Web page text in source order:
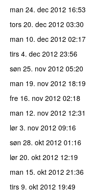
man 24. dec 2012 16:53
tors 20. dec 2012 03:30
man 10. dec 2012 02:17
tirs 4. dec 2012 23:56
søn 25. nov 2012 05:20
man 19. nov 2012 18:19
fre 16. nov 2012 02:18
man 12. nov 2012 12:31
lør 3. nov 2012 09:16
søn 28. okt 2012 01:16
lør 20. okt 2012 12:19
man 15. okt 2012 21:36
tirs 9. okt 2012 19:49